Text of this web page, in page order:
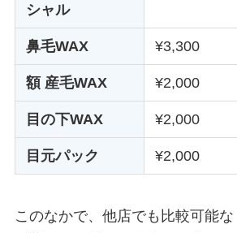
シャル
鼻毛WAX ¥3,300
額 産毛WAX ¥2,000
目の下WAX ¥2,000
目元パック ¥2,000
このなかで、他店でも比較可能な